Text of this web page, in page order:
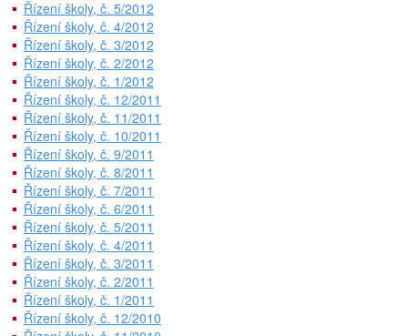
Řízení školy, č. 5/2012
Řízení školy, č. 4/2012
Řízení školy, č. 3/2012
Řízení školy, č. 2/2012
Řízení školy, č. 1/2012
Řízení školy, č. 12/2011
Řízení školy, č. 11/2011
Řízení školy, č. 10/2011
Řízení školy, č. 9/2011
Řízení školy, č. 8/2011
Řízení školy, č. 7/2011
Řízení školy, č. 6/2011
Řízení školy, č. 5/2011
Řízení školy, č. 4/2011
Řízení školy, č. 3/2011
Řízení školy, č. 2/2011
Řízení školy, č. 1/2011
Řízení školy, č. 12/2010